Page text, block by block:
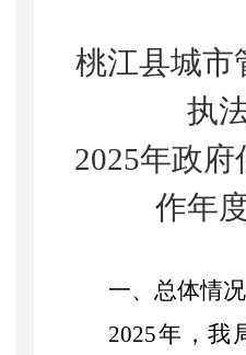
桃江县城市
执
2025年政府
作年
一、总体情况
2025年，我